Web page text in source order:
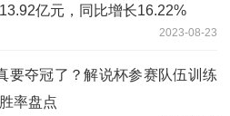
亿元，同比增长16.22%
2023-08-23
要夺冠了？解说杯参赛队伍训练
率盘点